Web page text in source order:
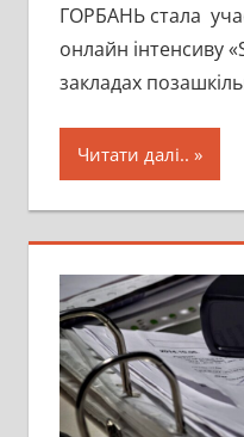
ГОРБАНЬ стала
онлайн інтенсиву
закладах
Читати далі..